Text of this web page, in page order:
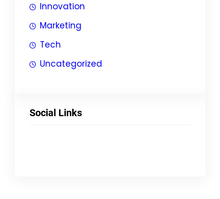
Innovation
Marketing
Tech
Uncategorized
Social Links